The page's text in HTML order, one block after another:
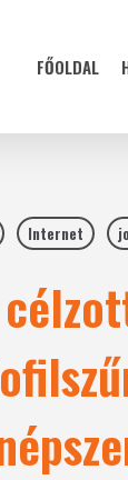
FŐOLDAL
Internet